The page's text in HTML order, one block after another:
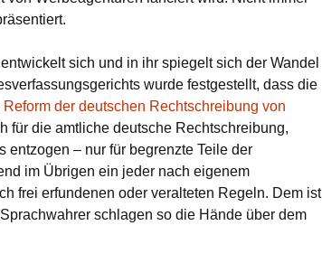
sich und in ihr spiegelt sich der Wandel
wurde festgestellt, dass die
Reform der deutschen Rechtschreibung von
für die amtliche deutsche Rechtschreibung,
entzogen – nur für begrenzte Teile der
im Übrigen ein jeder nach eigenem
frei erfundenen oder veralteten Regeln. Dem ist
schlagen so die Hände über dem